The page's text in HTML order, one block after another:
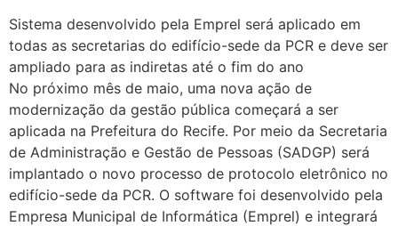
Sistema desenvolvido pela Emprel será aplicado em
todas as secretarias do edifício-sede da PCR e deve ser
ampliado para as indiretas até o fim do ano
No próximo mês de maio, uma nova ação de
modernização da gestão pública começará a ser
aplicada na Prefeitura do Recife. Por meio da Secretaria
de Administração e Gestão de Pessoas (SADGP) será
implantado o novo processo de protocolo eletrônico no
edifício-sede da PCR. O software foi desenvolvido pela
Empresa Municipal de Informática (Emprel) e integrará